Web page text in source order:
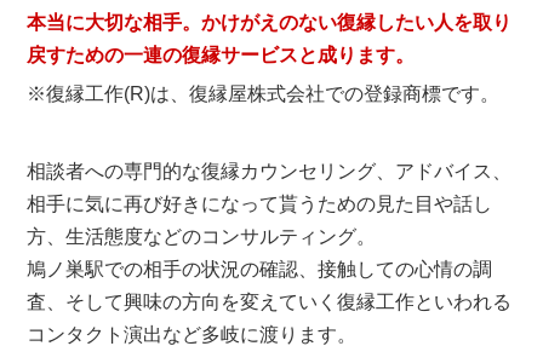
本当に大切な相手。かけがえのない復縁したい人を取り
戻すための一連の復縁サービスと成ります。
※復縁工作(R)は、復縁屋株式会社での登録商標です。
相談者への専門的な復縁カウンセリング、アドバイス、
相手に気に再び好きになって貰うための見た目や話し
方、生活態度などのコンサルティング。
鳩ノ巣駅での相手の状況の確認、接触しての心情の調
査、そして興味の方向を変えていく復縁工作といわれる
コンタクト演出など多岐に渡ります。